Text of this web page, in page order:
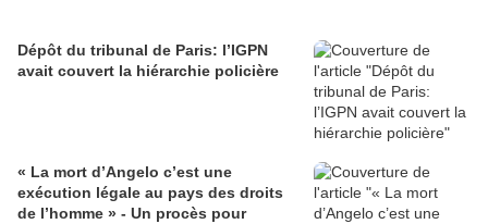
Dépôt du tribunal de Paris: l’IGPN
avait couvert la hiérarchie policière
« La mort d’Angelo c’est une
exécution légale au pays des droits
de l’homme » - Un procès pour